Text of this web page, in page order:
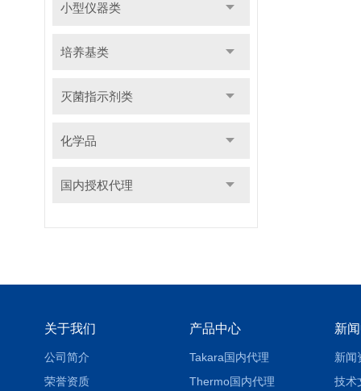
小型仪器类
培养基类
灭菌指示剂类
化学品
国内授权代理
关于我们
公司简介
荣誉资质
产品中心
Takara国内代理
Thermo国内代理
新
新闻
技术